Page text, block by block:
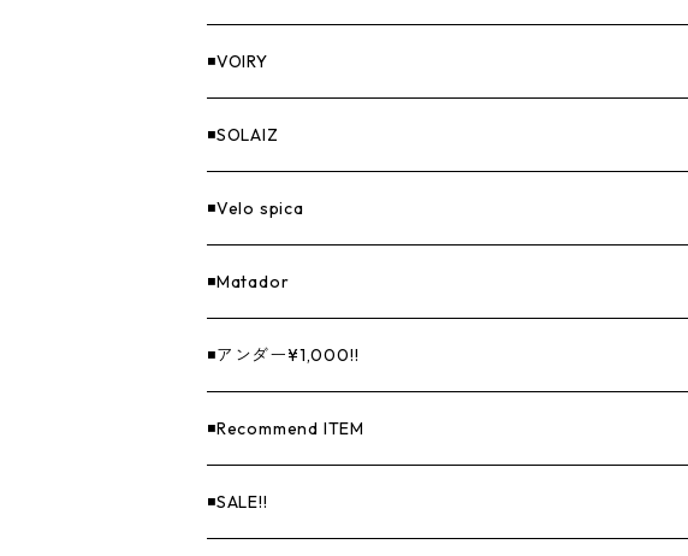
◾️VOIRY
◾️SOLAIZ
◾️Velo spica
◾️Matador
◾️アンダー¥1,000!!
◾️Recommend ITEM
◾️SALE!!